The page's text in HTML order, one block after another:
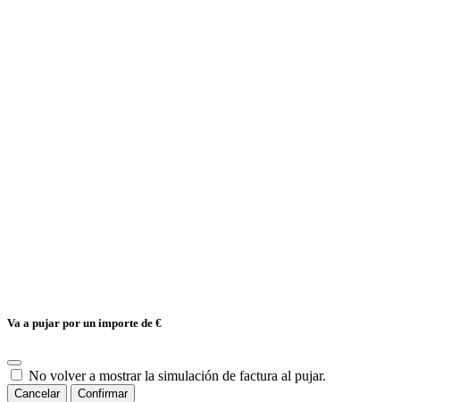
Va a pujar por un importe de €
No volver a mostrar la simulación de factura al pujar.
Cancelar Confirmar